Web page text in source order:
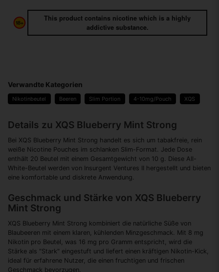
This product contains nicotine which is a highly
addictive substance.
Verwandte Kategorien
Nikotinbeutel Beeren Slim Portion 4-10mg/Pouch XQS
Details zu XQS Blueberry Mint Strong
Bei XQS Blueberry Mint Strong handelt es sich um tabakfreie, rein
weiße Nicotine Pouches im schlanken Slim-Format. Jede Dose
enthält 20 Beutel mit einem Gesamtgewicht von 10 g. Diese All-
White-Beutel werden von Insurgent Ventures II hergestellt und bieten
eine komfortable und diskrete Anwendung.
Geschmack und Stärke von XQS Blueberry
Mint Strong
XQS Blueberry Mint Strong kombiniert die natürliche Süße von
Blaubeeren mit einem klaren, kühlenden Minzgeschmack. Mit 8 mg
Nikotin pro Beutel, was 16 mg pro Gramm entspricht, wird die
Stärke als "Stark" eingestuft und liefert einen kräftigen Nikotin-Kick,
ideal für erfahrene Nutzer, die einen fruchtigen und frischen
Geschmack bevorzugen.